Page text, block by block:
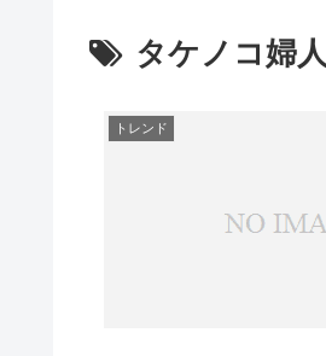
タケノコ婦人
トレンド